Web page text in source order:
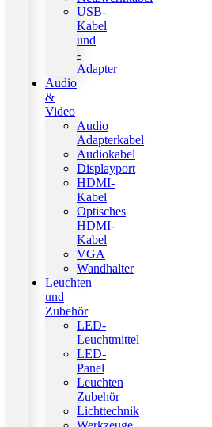
USB-
Kabel
und
-
Adapter
Audio
&
Video
Audio
Adapterkabel
Audiokabel
Displayport
HDMI-
Kabel
Optisches
HDMI-
Kabel
VGA
Wandhalter
Leuchten
und
Zubehör
LED-
Leuchtmittel
LED-
Panel
Leuchten
Zubehör
Lichttechnik